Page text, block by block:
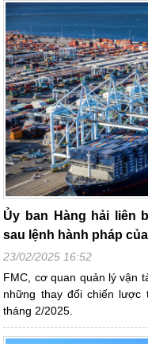
Ủy ban Hàng hải liên
sau lệnh hành pháp
23/02/2025 16:52
FMC, cơ quan quản lý vận
những thay đổi chiến lược
tháng 2/2025.